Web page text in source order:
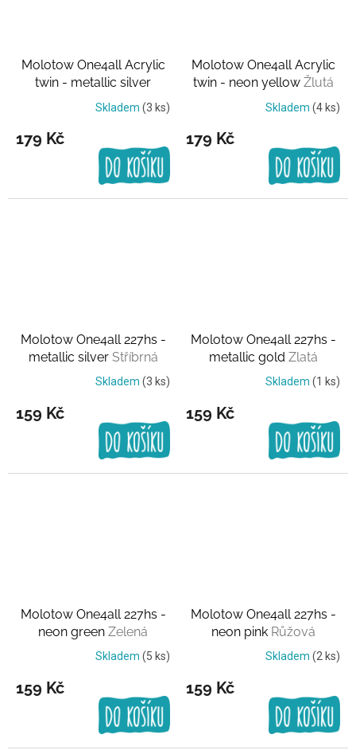
Molotow One4all Acrylic
twin - metallic silver
StříbrnáSkladem (3 ks)
179 Kč
Molotow One4all Acrylic
twin - neon yellow Žlutá
Skladem (4 ks)
179 Kč
Molotow One4all 227hs -
metallic silver Stříbrná
Skladem (3 ks)
159 Kč
Molotow One4all 227hs -
metallic gold Zlatá
Skladem (1 ks)
159 Kč
Molotow One4all 227hs -
neon green Zelená
Skladem (5 ks)
159 Kč
Molotow One4all 227hs -
neon pink Růžová
Skladem (2 ks)
159 Kč